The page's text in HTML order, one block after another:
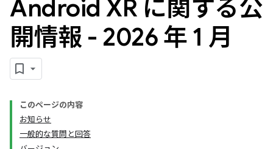
Android XR に関する公
開情報 - 2026 年 1 月
このページの内容
お知らせ
一般的な質問と回答